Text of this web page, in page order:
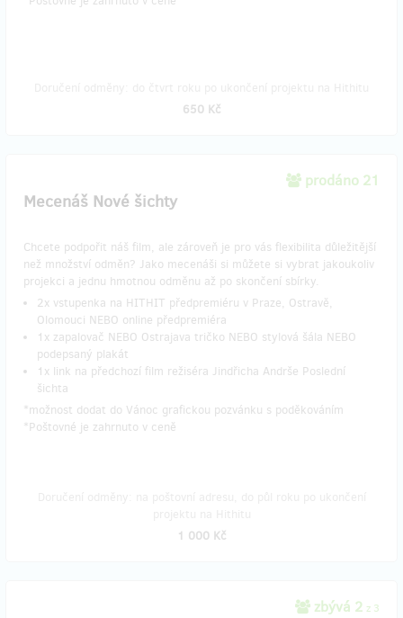
650 Kč
prodáno 21
Mecenáš Nové šichty
Chcete podpořit náš film, ale zároveň je pro vás flexibilita důležitější
než množství odměn? Jako mecenáši si můžete si vybrat jakoukoliv
projekci a jednu hmotnou odměnu až po skončení sbírky.
2x vstupenka na HITHIT předpremiéru v Praze, Ostravě,
Olomouci NEBO online předpremiéra
1x zapalovač NEBO Ostrajava tričko NEBO stylová šála NEBO
podepsaný plakát
1x link na předchozí film režiséra Jindřicha Andrše Poslední
šichta
*možnost dodat do Vánoc grafickou pozvánku s poděkováním
*Poštovné je zahrnuto v ceně
1 000 Kč
zbývá 2 z 3